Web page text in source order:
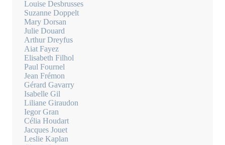
Louise Desbrusses
Suzanne Doppelt
Mary Dorsan
Julie Douard
Arthur Dreyfus
Aiat Fayez
Elisabeth Filhol
Paul Fournel
Jean Frémon
Gérard Gavarry
Isabelle Gil
Liliane Giraudon
Iegor Gran
Célia Houdart
Jacques Jouet
Leslie Kaplan